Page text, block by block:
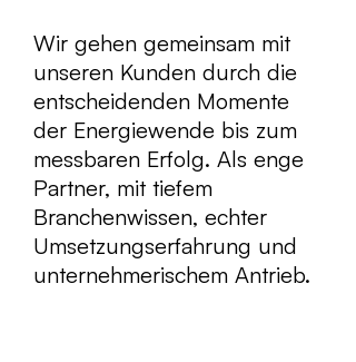
Wir gehen gemeinsam mit
unseren Kunden durch die
entscheidenden Momente
der Energiewende bis zum
messbaren Erfolg. Als enge
Partner, mit tiefem
Branchenwissen, echter
Umsetzungserfahrung und
unternehmerischem Antrieb.